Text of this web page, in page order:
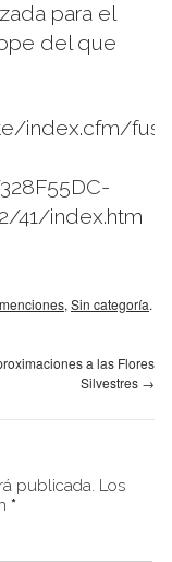
para el
del que
index.cfm/
41/index.htm
, Sin categoría.
a las Flores
Silvestres →
publicada. Los
*